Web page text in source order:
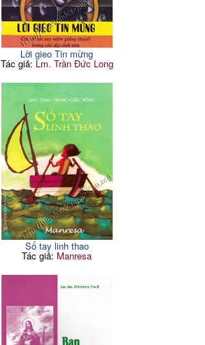
Lời gieo Tin mừng
Tác giả:Lm. Trần Đức Long
Sổ tay linh thao
Tác giả: Manresa